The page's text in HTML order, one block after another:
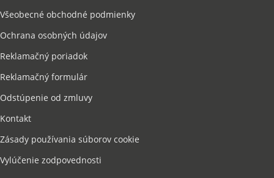
Všeobecné obchodné podmienky
Ochrana osobných údajov
Reklamačný poriadok
Reklamačný formulár
Odstúpenie od zmluvy
Kontakt
Zásady používania súborov cookie
Vylúčenie zodpovednosti